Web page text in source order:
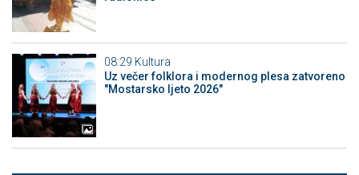
08:29 Kultura
Uz večer folklora i modernog plesa zatvoreno
"Mostarsko ljeto 2026"